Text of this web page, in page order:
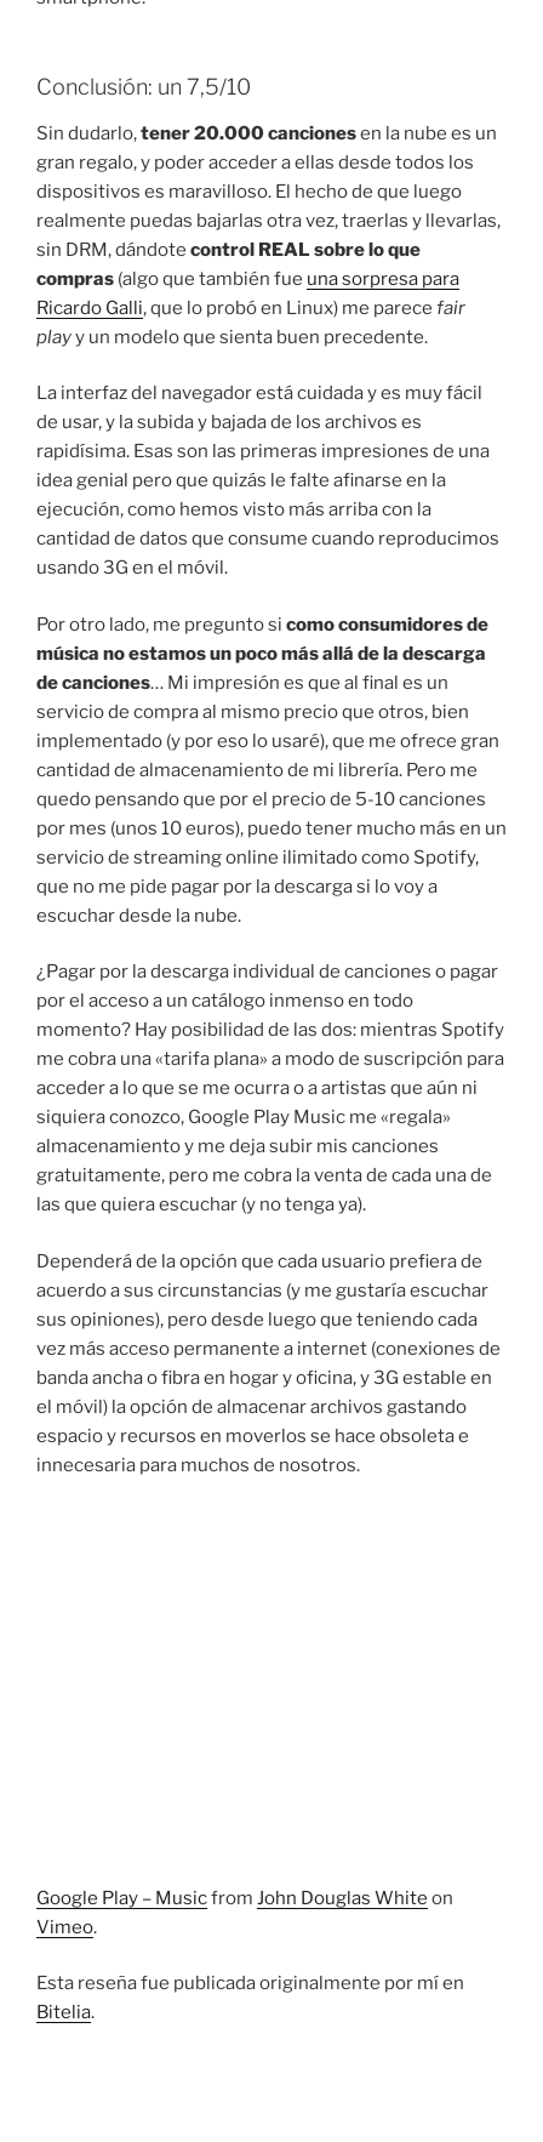
Conclusión: un 7,5/10
Sin dudarlo,tener 20.000 cancionesen la nube es un
gran regalo, y poder acceder a ellas desde todos los
dispositivos es maravilloso. El hecho de que luego
realmente puedas bajarlas otra vez, traerlas y llevarlas,
sin DRM, dándote control REAL sobre lo que
compras (algo que también fue una sorpresa para
Ricardo Galli, que lo probó en Linux) me parece fair
playy un modelo que sienta buen precedente.
La interfaz del navegador está cuidada y es muy fácil
de usar, y la subida y bajada de los archivos es
rapidísima. Esas son las primeras impresiones de una
idea genial pero que quizás le falte afinarse en la
ejecución, como hemos visto más arriba con la
cantidad de datos que consume cuando reproducimos
usando 3G en el móvil.
Por otro lado, me pregunto si como consumidores de
música no estamos un poco más allá de la descarga
de canciones… Mi impresión es que al final es un
servicio de compra al mismo precio que otros, bien
implementado (y por eso lo usaré), que me ofrece gran
cantidad de almacenamiento de mi librería. Pero me
quedo pensando que por el precio de 5-10 canciones
por mes (unos 10 euros), puedo tener mucho más en un
servicio de streaming online ilimitado como Spotify,
que no me pide pagar por la descarga si lo voy a
escuchar desde la nube.
¿Pagar por la descarga individual de canciones o pagar
por el acceso a un catálogo inmenso en todo
momento? Hay posibilidad de las dos: mientras Spotify
me cobra una «tarifa plana» a modo de suscripción para
acceder a lo que se me ocurra o a artistas que aún ni
siquiera conozco, Google Play Music me «regala»
almacenamiento y me deja subir mis canciones
gratuitamente, pero me cobra la venta de cada una de
las que quiera escuchar (y no tenga ya).
Dependerá de la opción que cada usuario prefiera de
acuerdo a sus circunstancias (y me gustaría escuchar
sus opiniones), pero desde luego que teniendo cada
vez más acceso permanente a internet (conexiones de
banda ancha o fibra en hogar y oficina, y 3G estable en
el móvil) la opción de almacenar archivos gastando
espacio y recursos en moverlos se hace obsoleta e
innecesaria para muchos de nosotros.
Google Play – Musicfrom John Douglas White on
Vimeo.
Esta reseña fue publicada originalmente por mí en
Bitelia.